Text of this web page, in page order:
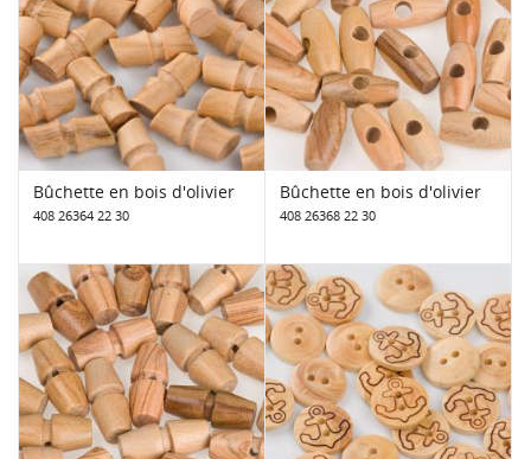
Bûchette en bois d'olivier
408 26364 22 30
Bûchette en bois d'olivier
408 26368 22 30